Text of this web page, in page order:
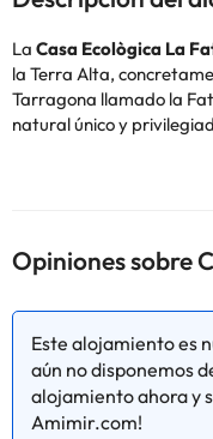
La Casa Ecològica La
la Terra Alta,
Tarragona llamado la
natural único y
El alojamiento cuenta
restaurante, jardín,
Sus habitaciones están
calefacción refractaria,
municipio y pasees por
largo de tu paseo te
Balsebre. En la zona
bodegas con
Opiniones sobre
Este alojamiento es
aún no disponemos
alojamiento ahora y
Amimir.com!